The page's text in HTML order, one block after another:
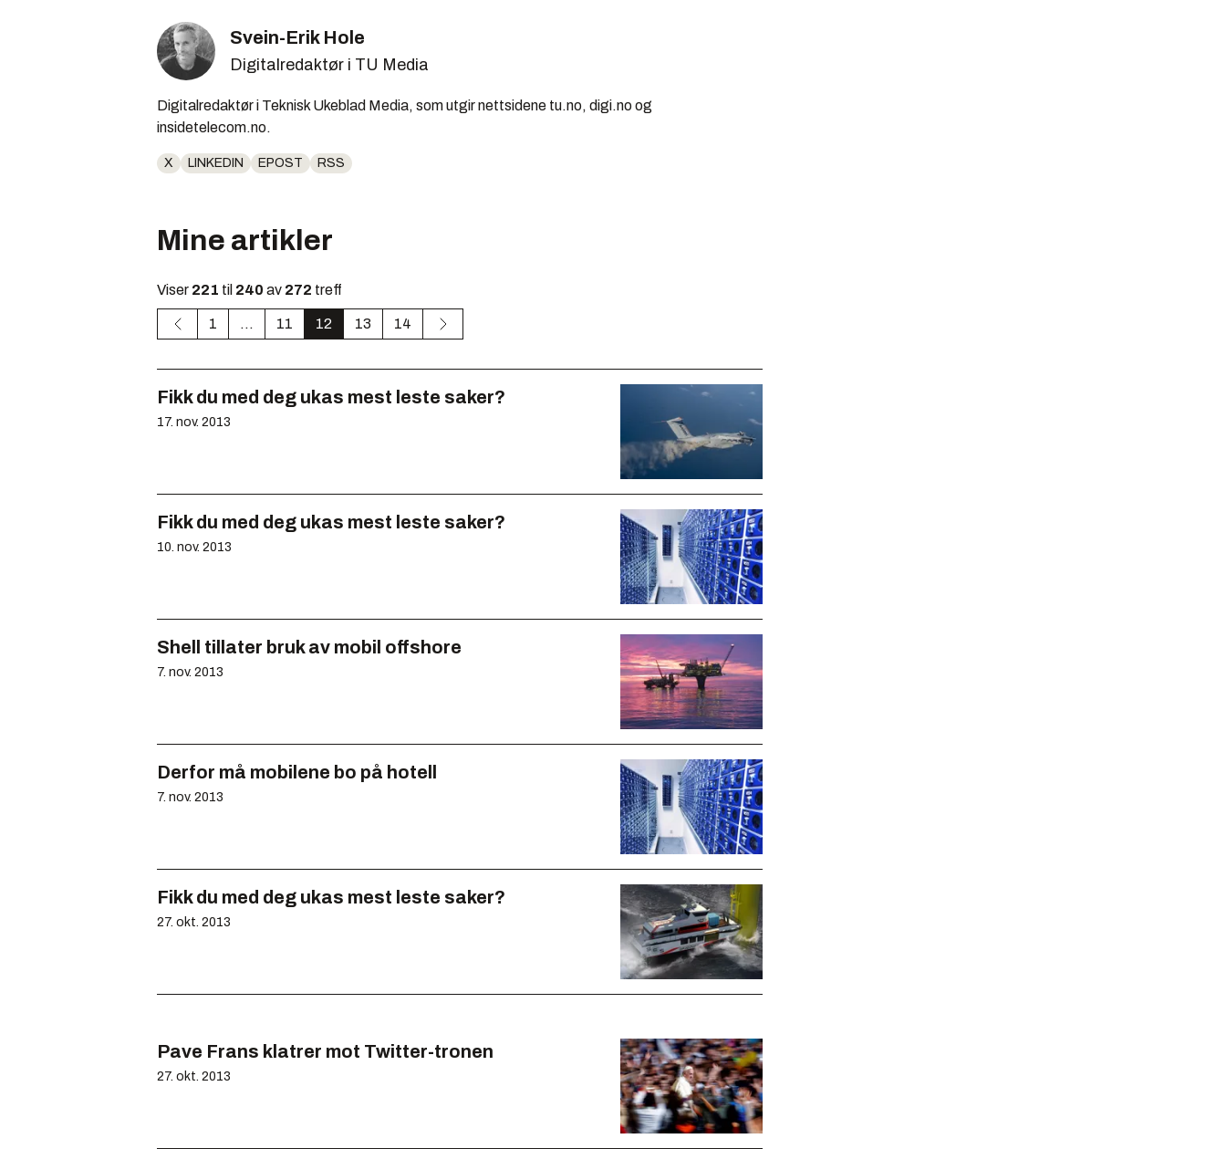
Svein-Erik Hole
Digitalredaktør i TU Media
Digitalredaktør i Teknisk Ukeblad Media, som utgir nettsidene tu.no, digi.no og
insidetelecom.no.
X LINKEDIN EPOST RSS
Mine artikler
Viser 221 til 240 av 272 treff
1 ... 11 12 13 14
Fikk du med deg ukas mest leste saker?
17. nov. 2013
Fikk du med deg ukas mest leste saker?
10. nov. 2013
Shell tillater bruk av mobil offshore
7. nov. 2013
Derfor må mobilene bo på hotell
7. nov. 2013
Fikk du med deg ukas mest leste saker?
27. okt. 2013
Pave Frans klatrer mot Twitter-tronen
27. okt. 2013